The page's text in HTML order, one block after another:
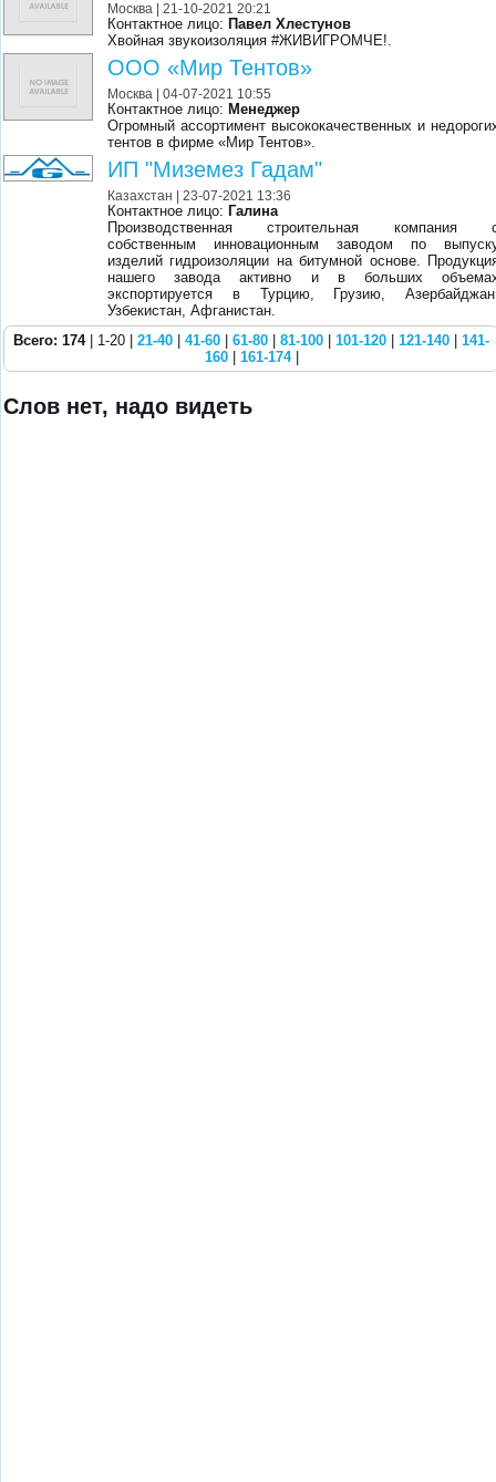
Москва | 21-10-2021 20:21
Контактное лицо: Павел Хлестунов
Хвойная звукоизоляция #ЖИВИГРОМЧЕ!.
ООО «Мир Тентов»
Москва | 04-07-2021 10:55
Контактное лицо: Менеджер
Огромный ассортимент высококачественных и
тентов в фирме «Мир Тентов».
ИП "Миземез Гадам"
Казахстан | 23-07-2021 13:36
Контактное лицо: Галина
Производственная строительная компания
собственным инновационным заводом по
изделий гидроизоляции на битумной основе.
нашего завода активно и в больших
экспортируется в Турцию, Грузию,
Узбекистан, Афганистан.
Всего: 174| 1-20 | 21-40 41-60 61-80 81-100 101-120 121-140
141-
160| 161-174|
Слов нет, надо видеть